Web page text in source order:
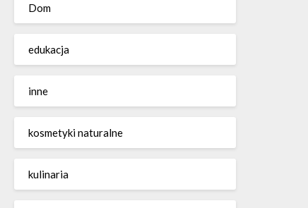
Dom
edukacja
inne
kosmetyki naturalne
kulinaria